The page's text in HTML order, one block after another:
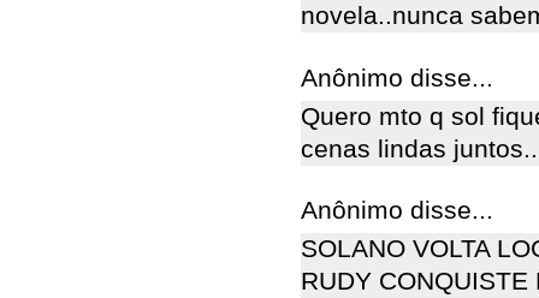
novela..nunca
Anônimo disse...
Quero mto q sol
cenas lindas
Anônimo disse...
SOLANO VOLTA
RUDY